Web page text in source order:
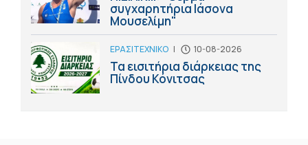
συγχαρητήρια Ιάσονα
Μουσελίμη"
ΕΡΑΣΙΤΕΧΝΙΚΟ | 10-08-2026
Τα εισιτήρια διάρκειας της
Πίνδου Κόνιτσας